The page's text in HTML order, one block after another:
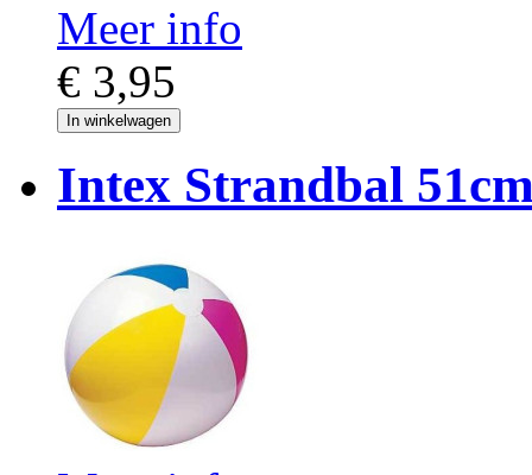
Meer info
€ 3,95
In winkelwagen
Intex Strandbal